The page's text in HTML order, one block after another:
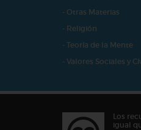
- Otras Materias
- Religión
- Teoría de la Mente
- Valores Sociales y
Los
igual